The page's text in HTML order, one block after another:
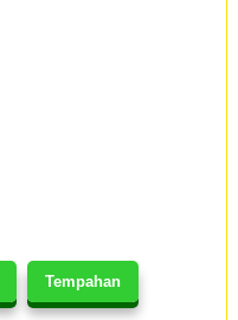
Tempahan